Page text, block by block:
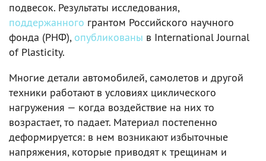
подвесок. Результаты исследования,
поддержанного грантом Российского научного
фонда (РНФ), опубликованы в International Journal
of Plasticity.
Многие детали автомобилей, самолетов и другой
техники работают в условиях циклического
нагружения — когда воздействие на них то
возрастает, то падает. Материал постепенно
деформируется: в нем возникают избыточные
напряжения, которые приводят к трещинам и